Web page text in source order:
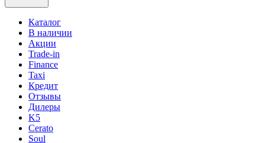
Каталог
В наличии
Акции
Trade-in
Finance
Taxi
Кредит
Отзывы
Дилеры
K5
Cerato
Soul